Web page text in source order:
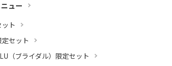
ュー
ト
セット
（ブライダル）限定セット